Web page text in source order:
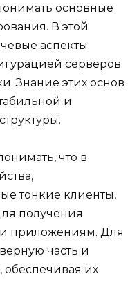
основные
В этой
аспекты
серверов
Знание этих основ
и
что в
тонкие клиенты,
получения
и приложениям. Для
часть и
обеспечивая их